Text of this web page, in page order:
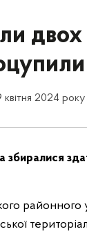
двох
2024 року
збиралися
районного